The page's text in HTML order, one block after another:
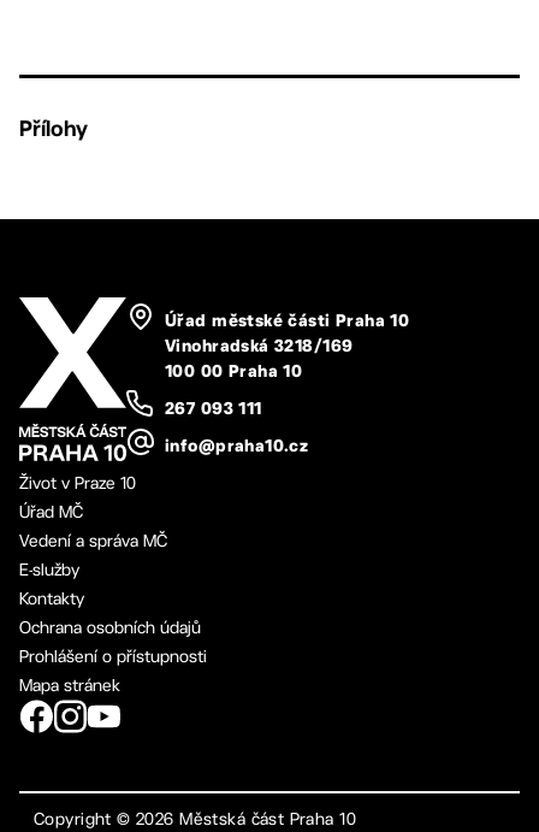
Přílohy
Úřad městské části Praha 10
Vinohradská 3218/169
100 00 Praha 10
267 093 111
info@praha10.cz
Život v Praze 10
Úřad MČ
Vedení a správa MČ
E-služby
Kontakty
Ochrana osobních údajů
Prohlášení o přístupnosti
Mapa stránek
Copyright ©2026 Městská část Praha 10